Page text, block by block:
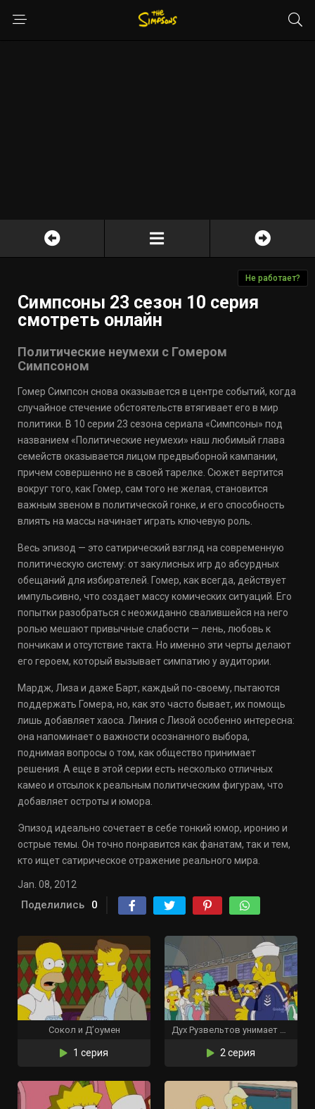
Не работает?
Симпсоны 23 сезон 10 серия
смотреть онлайн
Политические неумехи с Гомером
Симпсоном
Гомер Симпсон снова оказывается в центре событий, когда
случайное стечение обстоятельств втягивает его в мир
политики. В 10 серии 23 сезона сериала «Симпсоны» под
названием «Политические неумехи» наш любимый глава
семейств оказывается лицом предвыборной кампании,
причем совершенно не в своей тарелке. Сюжет вертится
вокруг того, как Гомер, сам того не желая, становится
важным звеном в политической гонке, и его способность
влиять на массы начинает играть ключевую роль.
Весь эпизод — это сатирический взгляд на современную
политическую систему: от закулисных игр до абсурдных
обещаний для избирателей. Гомер, как всегда, действует
импульсивно, что создает массу комических ситуаций. Его
попытки разобраться с неожиданно свалившейся на него
ролью мешают привычные слабости — лень, любовь к
пончикам и отсутствие такта. Но именно эти черты делают
его героем, который вызывает симпатию у аудитории.
Мардж, Лиза и даже Барт, каждый по-своему, пытаются
поддержать Гомера, но, как это часто бывает, их помощь
лишь добавляет хаоса. Линия с Лизой особенно интересна:
она напоминает о важности осознанного выбора,
поднимая вопросы о том, как общество принимает
решения. А еще в этой серии есть несколько отличных
камео и отсылок к реальным политическим фигурам, что
добавляет остроты и юмора.
Эпизод идеально сочетает в себе тонкий юмор, иронию и
острые темы. Он точно понравится как фанатам, так и тем,
кто ищет сатирическое отражение реального мира.
Jan. 08, 2012
Поделились 0
Сокол и Д’оумен
1 серия
Дух Рузвельтов унимает Барта
2 серия